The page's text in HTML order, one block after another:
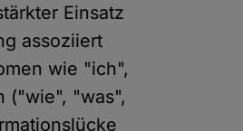
Einsatz
assoziiert
wie "ich",
("wie", "was",